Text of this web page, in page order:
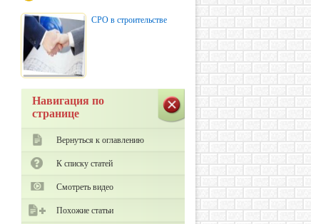
СРО в строительстве
Навигация по
странице
1
Вернуться к оглавлению
К списку статей
Смотреть видео
Похожие статьи